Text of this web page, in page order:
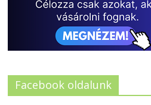
Facebook oldalunk